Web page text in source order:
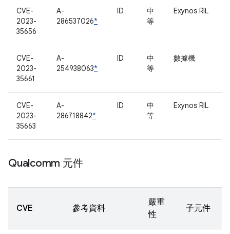
CVE-
2023-
35656
A-
286537026*
ID
中
等
Exynos RIL
CVE-
2023-
35661
A-
254938063*
ID
中
等
數據機
CVE-
2023-
35663
A-
286718842*
ID
中
等
Exynos RIL
Qualcomm 元件
CVE 參考資料
嚴重
性
子元件